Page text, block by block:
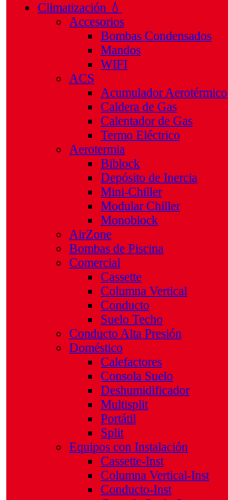
Climatización 💧
Accesorios
Bombas Condensados
Mandos
WIFI
ACS
Acumulador Aerotérmico
Caldera de Gas
Calentador de Gas
Termo Eléctrico
Aerotermia
Biblock
Depósito de Inercia
Mini-Chiller
Modular Chiller
Monoblock
AirZone
Bombas de Piscina
Comercial
Cassette
Columna Vertical
Conducto
Suelo Techo
Conducto Alta Presión
Doméstico
Calefactores
Consola Suelo
Deshumidificador
Multisplit
Portátil
Split
Equipos con Instalación
Cassette-Inst
Columna Vertical-Inst
Conducto-Inst